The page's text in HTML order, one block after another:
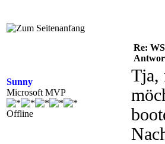
Sunny
Microsoft MVP
Offline
Re:
Tja,